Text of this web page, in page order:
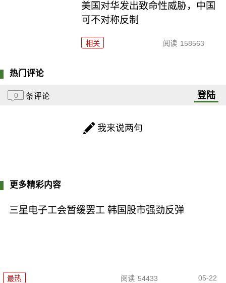
美国对华发出致命性威胁，中国
可不对称反制
相关 阅读 158563
热门评论
0 条评论 登陆
我来说两句
更多精彩内容
三星电子工会暂缓罢工 韩国股市强劲反弹
最热 阅读 54433 05-22